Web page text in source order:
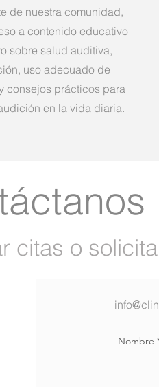
de nuestra comunidad,
a contenido educativo
sobre salud auditiva,
uso adecuado de
consejos prácticos para
en la vida diaria.
citas o
Nombre